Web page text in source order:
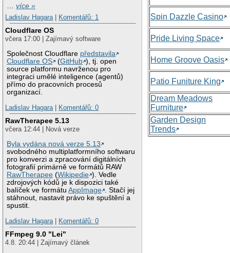
…více »
Ladislav Hagara
Komentářů: 1
Cloudflare OS
včera 17:00 | Zajímavý software
Společnost Cloudflare představila
Cloudflare OS
(GitHub ), tj. open
source platformu navrženou pro
integraci umělé inteligence (agentů)
přímo do pracovních procesů
organizací.
Ladislav Hagara
Komentářů: 0
RawTherapee 5.13
včera 12:44 | Nová verze
Byla vydána nová verze 5.13
svobodného multiplatformního softwaru
pro konverzi a zpracování digitálních
fotografií primárně ve formátů RAW
RawTherapee (Wikipedie ). Vedle
zdrojových kódů je k dispozici také
balíček ve formátuAppImage . Stačí jej
stáhnout, nastavit právo ke spuštění a
spustit.
Ladislav Hagara
Komentářů: 0
FFmpeg 9.0 "Lei"
4.8. 20:44 | Zajímavý článek
Spin Dazzle Casino
Pride Living Space
Home Groove Oasis
Patio Funiture King
Dream Meadows
Furniture
Garden Design
Trends